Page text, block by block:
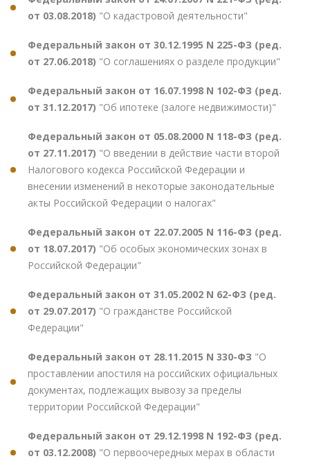
от 03.08.2018) "О кадастровой деятельности"
Федеральный закон от 30.12.1995 N 225-ФЗ (ред.
от 27.06.2018) "О соглашениях о разделе продукции"
Федеральный закон от 16.07.1998 N 102-ФЗ (ред.
от 31.12.2017) "Об ипотеке (залоге недвижимости)"
Федеральный закон от 05.08.2000 N 118-ФЗ (ред.
от 27.11.2017) "О введении в действие части второй
Налогового кодекса Российской Федерации и
внесении изменений в некоторые законодательные
акты Российской Федерации о налогах"
Федеральный закон от 22.07.2005 N 116-ФЗ (ред.
от 18.07.2017) "Об особых экономических зонах в
Российской Федерации"
Федеральный закон от 31.05.2002 N 62-ФЗ (ред.
от 29.07.2017) "О гражданстве Российской
Федерации"
Федеральный закон от 28.11.2015 N 330-ФЗ "О
проставлении апостиля на российских официальных
документах, подлежащих вывозу за пределы
территории Российской Федерации"
Федеральный закон от 29.12.1998 N 192-ФЗ (ред.
от 03.12.2008) "О первоочередных мерах в области